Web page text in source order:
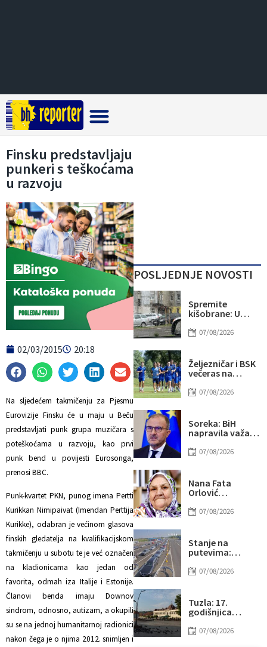
Finsku predstavljaju
punkeri s teškoćama
u razvoju
02/03/2015 20:18
Na sljedećem takmičenju za Pjesmu
Eurovizije Finsku će u maju u Beču
predstavljati punk grupa muzičara s
poteškoćama u razvoju, kao prvi
punk bend u povijesti Eurosonga,
prenosi BBC.
Punk-kvartet PKN, punog imena Pertti
Kurikkan Nimipaivat (Imendan Perttija
Kurikke), odabran je većinom glasova
finskih gledatelja na kvalifikacijskom
takmičenju u subotu te je već označen
na kladionicama kao jedan od
favorita, odmah iza Italije i Estonije.
Članovi benda imaju Downov
sindrom, odnosno, autizam, a okupili
su se na jednoj humanitarnoj radionici
nakon čega je o njima 2012. snimljen i
POSLJEDNJE NOVOSTI
Spremite
kišobrane: U
dana mogući
07/08/2026
Željezničar i BSK
večeras na
otvaraju novu
prvenstva BiH
07/08/2026
Soreka: BiH
napravila važan
putu ka EU
07/08/2026
Nana Fata
Orlović
rođendan
07/08/2026
Stanje na
putevima:
kojim graničnim
vozila na izlazu
iz BiH
07/08/2026
Tuzla: 17.
godišnjica
slobode,
07/08/2026